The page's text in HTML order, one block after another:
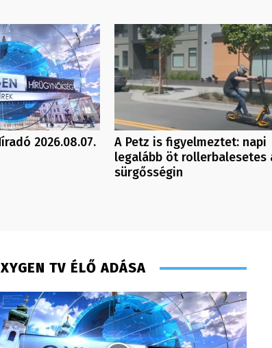
2026.08.07.
A Petz is figyelmeztet: napi
legalább öt rollerbalesetes
sürgősségin
TV ÉLŐ ADÁSA